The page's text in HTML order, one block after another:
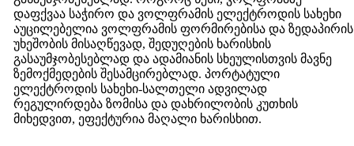
დაფქვაა საჭირო და ვოლფრამის ელექტროდის სახეხი
აუცილებელია ვოლფრამის ფორმირებისა და ზედაპირის
უხეშობის მისაღწევად, შედუღების ხარისხის
გასაუმჯობესებლად და ადამიანის სხეულისთვის მავნე
ზემოქმედების შესამცირებლად. პორტატული
ელექტროდის სახეხი-სალთელი ​​ადვილად
რეგულირდება ზომისა და დახრილობის კუთხის
მიხედვით, ეფექტურია მაღალი ხარისხით.